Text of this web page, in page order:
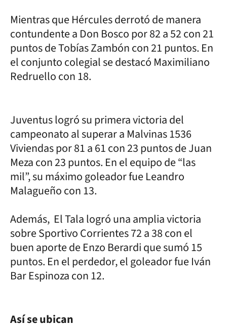
Mientras que Hércules derrotó de manera
contundente a Don Bosco por 82 a 52 con 21
puntos de Tobías Zambón con 21 puntos. En
el conjunto colegial se destacó Maximiliano
Redruello con 18.
Juventus logró su primera victoria del
campeonato al superar a Malvinas 1536
Viviendas por 81 a 61 con 23 puntos de Juan
Meza con 23 puntos. En el equipo de “las
mil”, su máximo goleador fue Leandro
Malagueño con 13.
Además, El Tala logró una amplia victoria
sobre Sportivo Corrientes 72 a 38 con el
buen aporte de Enzo Berardi que sumó 15
puntos. En el perdedor, el goleador fue Iván
Bar Espinoza con 12.
Así se ubican